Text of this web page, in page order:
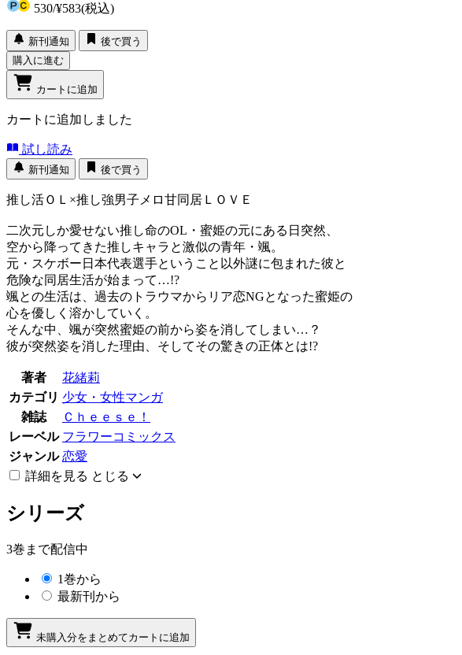
530/¥583(税込)
新刊通知
後で買う
購入に進む
カートに追加
カートに追加しました
試し読み
新刊通知 後で買う
推し活ＯＬ×推し強男子メロ甘同居ＬＯＶＥ
二次元しか愛せない推し命のOL・蜜姫の元にある日突然、
空から降ってきた推しキャラと激似の青年・颯。
元・スケボー日本代表選手ということ以外謎に包まれた彼と
危険な同居生活が始まって…!?
颯との生活は、過去のトラウマからリア恋NGとなった蜜姫の
心を優しく溶かしていく。
そんな中、颯が突然蜜姫の前から姿を消してしまい…？
彼が突然姿を消した理由、そしてその驚きの正体とは!?
著者
花緒莉
カテゴリ 少女・女性マンガ
雑誌
Ｃｈｅｅｓｅ！
レーベル フラワーコミックス
ジャンル 恋愛
詳細を見る とじる
シリーズ
3巻まで配信中
1巻から
最新刊から
未購入分をまとめてカートに追加